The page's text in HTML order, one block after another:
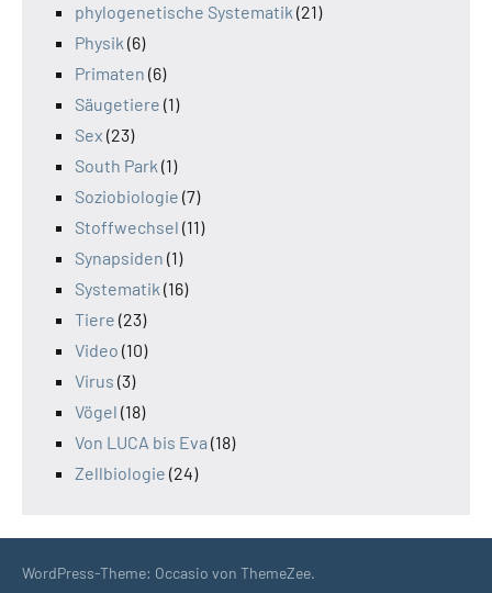
phylogenetische Systematik (21)
Physik (6)
Primaten (6)
Säugetiere (1)
Sex (23)
South Park (1)
Soziobiologie (7)
Stoffwechsel (11)
Synapsiden (1)
Systematik (16)
Tiere (23)
Video (10)
Virus (3)
Vögel (18)
Von LUCA bis Eva (18)
Zellbiologie (24)
WordPress-Theme: Occasio von ThemeZee.